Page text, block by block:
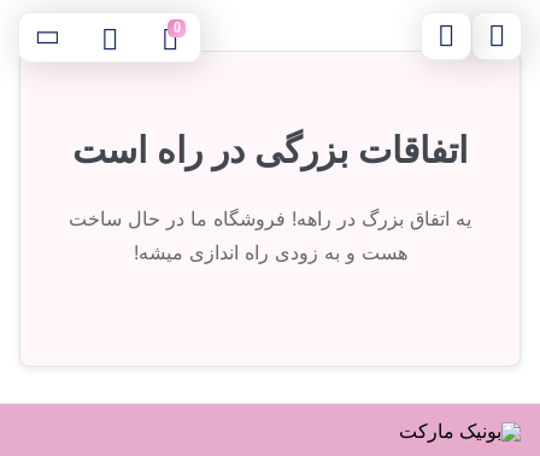
0
اتفاقات بزرگی در راه است
یه اتفاق بزرگ در راهه! فروشگاه ما در حال ساخت
هست و به زودی راه اندازی میشه!